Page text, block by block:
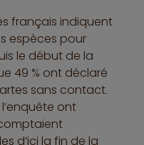
français indiquent
espèces pour
le début de la
49 % ont déclaré
sans contact.
ont
d’ici la fin de la